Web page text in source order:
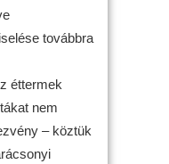
továbbra
éttermek
nem
– köztük